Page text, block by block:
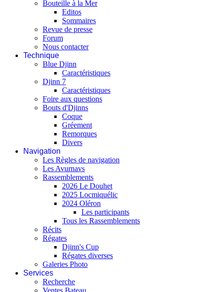
Bouteille à la Mer
Editos
Sommaires
Revue de presse
Forum
Nous contacter
Technique
Blue Djinn
Caractéristiques
Djinn 7
Caractéristiques
Foire aux questions
Bouts d'Djinns
Coque
Gréement
Remorques
Divers
Navigation
Les Règles de navigation
Les Avurnavs
Rassemblements
2026 Le Douhet
2025 Locmiquélic
2024 Oléron
Les participants
Tous les Rassemblements
Récits
Régates
Djinn's Cup
Régates diverses
Galeries Photo
Services
Recherche
Ventes Bateau